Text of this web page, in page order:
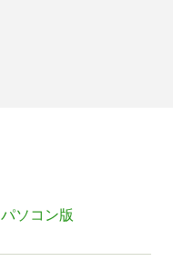
パソコン版